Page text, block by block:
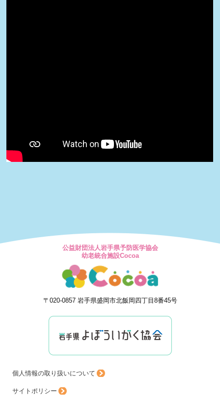
公益財団法人岩手県予防医学協会
幼老統合施設Cocoa
〒020-0857 岩手県盛岡市北飯岡四丁目8番45号
個人情報の取り扱いについて
サイトポリシー